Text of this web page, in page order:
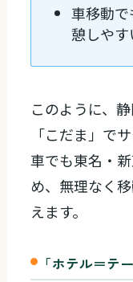
車移動で
憩しやす
このように、
「こだま」で
車でも東名・
め、無理なく
えます。
「ホテル＝テ